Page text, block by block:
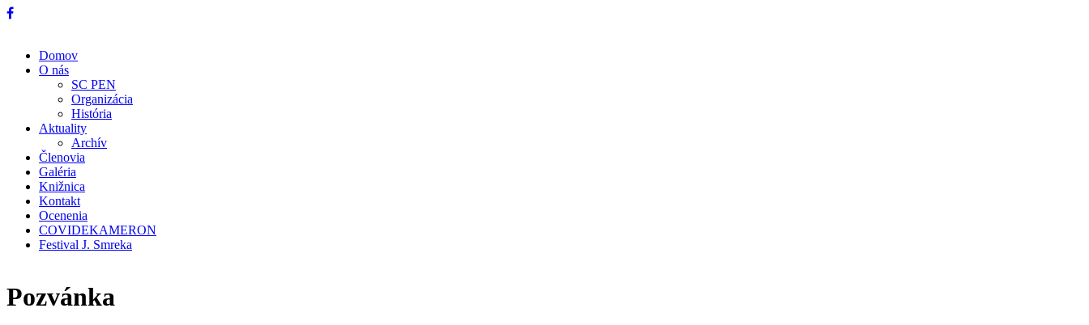
Domov
O nás
SC PEN
Organizácia
História
Aktuality
Archív
Členovia
Galéria
Knižnica
Kontakt
Ocenenia
COVIDEKAMERON
Festival J. Smreka
Pozvánka